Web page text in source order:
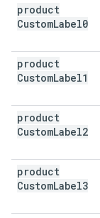
product
CustomLabel0
product
CustomLabel1
product
CustomLabel2
product
CustomLabel3